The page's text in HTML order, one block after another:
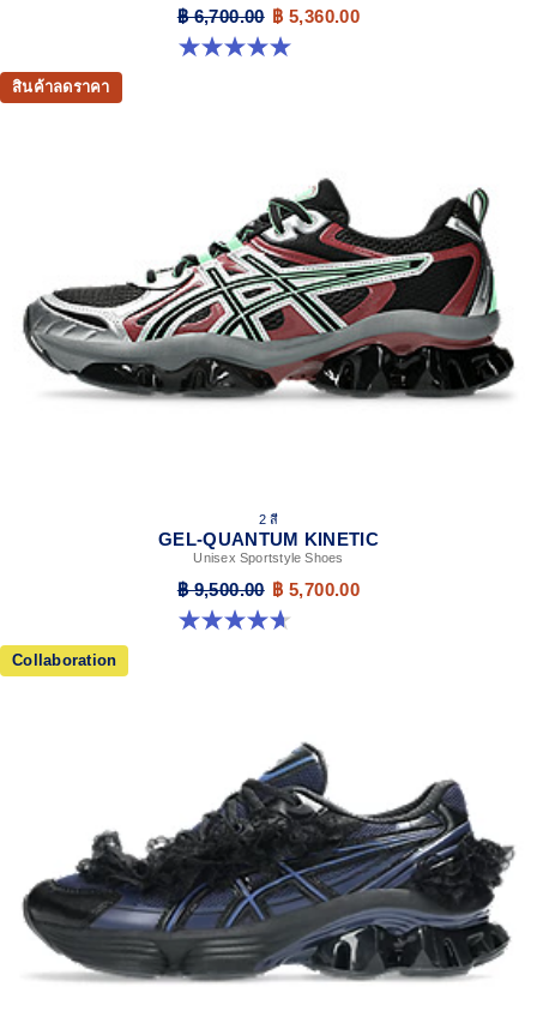
฿ 6,700.00 ฿ 5,360.00
5.0 จาก 5 ดาว 4 รีวิว
สินค้าลดราคา
2 สี
GEL-QUANTUM KINETIC
Unisex Sportstyle Shoes
฿ 9,500.00 ฿ 5,700.00
4.7 จาก 5 ดาว 276 รีวิว
Collaboration